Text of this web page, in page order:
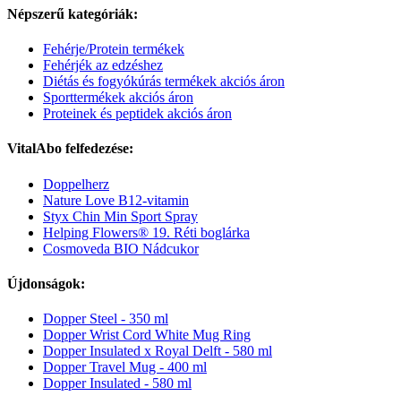
Népszerű kategóriák:
Fehérje/Protein termékek
Fehérjék az edzéshez
Diétás és fogyókúrás termékek akciós áron
Sporttermékek akciós áron
Proteinek és peptidek akciós áron
VitalAbo felfedezése:
Doppelherz
Nature Love B12-vitamin
Styx Chin Min Sport Spray
Helping Flowers® 19. Réti boglárka
Cosmoveda BIO Nádcukor
Újdonságok:
Dopper Steel - 350 ml
Dopper Wrist Cord White Mug Ring
Dopper Insulated x Royal Delft - 580 ml
Dopper Travel Mug - 400 ml
Dopper Insulated - 580 ml